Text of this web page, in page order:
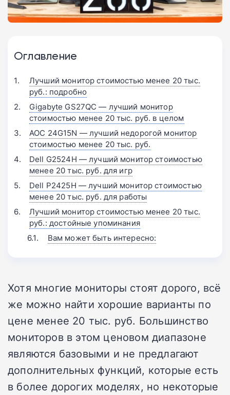
Оглавление
Лучший монитор стоимостью менее 20 тыс.
руб.: подробно
Gigabyte GS27QC — лучший монитор
стоимостью менее 20 тыс. руб. в целом
AOC 24G15N — лучший недорогой монитор
стоимостью менее 20 тыс. руб.
Dell G2524H — лучший монитор стоимостью
менее 20 тыс. руб. для игр
Dell P2425H — лучший монитор стоимостью
менее 20 тыс. руб. для работы
Лучший монитор стоимостью менее 20 тыс.
руб.: достойные упоминания
Вам может быть интересно:
Хотя многие мониторы стоят дорого, всё
же можно найти хорошие варианты по
цене менее 20 тыс. руб. Большинство
мониторов в этом ценовом диапазоне
являются базовыми и не предлагают
дополнительных функций, которые есть
в более дорогих моделях, но некоторые